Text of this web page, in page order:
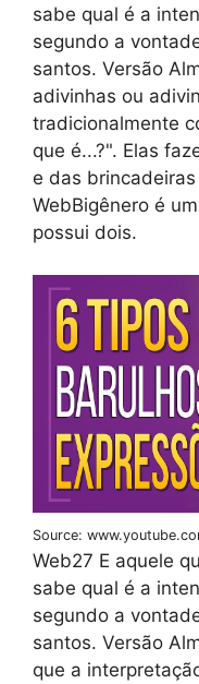
sabe qual é a
segundo a
santos. Versão
adivinhas ou
tradicionalmente
que é...?". Elas
e das
WebBigênero é
possui dois.
Source:
Web27 E aquele
sabe qual é a
segundo a
santos. Versão
que a